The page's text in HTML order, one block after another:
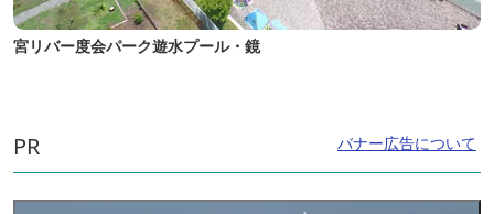
宮リバー度会パーク遊水プール・鏡
PR バナー広告について